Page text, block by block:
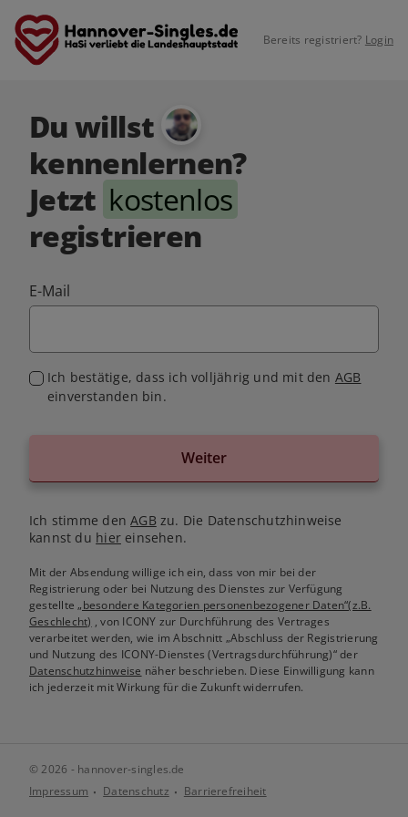
Bereits registriert? Login
Du willst
kennenlernen?
Jetzt kostenlos
registrieren
E-Mail
Ich bestätige, dass ich volljährig und mit den AGB
einverstanden bin.
Weiter
Ich stimme denAGB zu. Die Datenschutzhinweise
kannst du hiereinsehen.
Mit der Absendung willige ich ein, dass von mir bei der
Registrierung oder bei Nutzung des Dienstes zur Verfügung
gestellte„besondere Kategorien personenbezogener Daten“(z.B.
Geschlecht) , von ICONY zur Durchführung des Vertrages
verarbeitet werden, wie im Abschnitt „Abschluss der Registrierung
und Nutzung des ICONY-Dienstes (Vertragsdurchführung)“ der
Datenschutzhinweise näher beschrieben. Diese Einwilligung kann
ich jederzeit mit Wirkung für die Zukunft widerrufen.
© 2026 - hannover-singles.de
Impressum
Datenschutz Barrierefreiheit